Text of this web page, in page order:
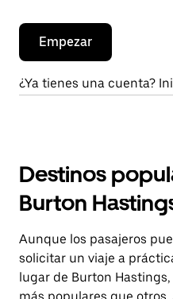
Empezar
¿Ya tienes una cuenta?
Destinos
Burton
Aunque los pasajeros
solicitar un viaje a
lugar de Burton